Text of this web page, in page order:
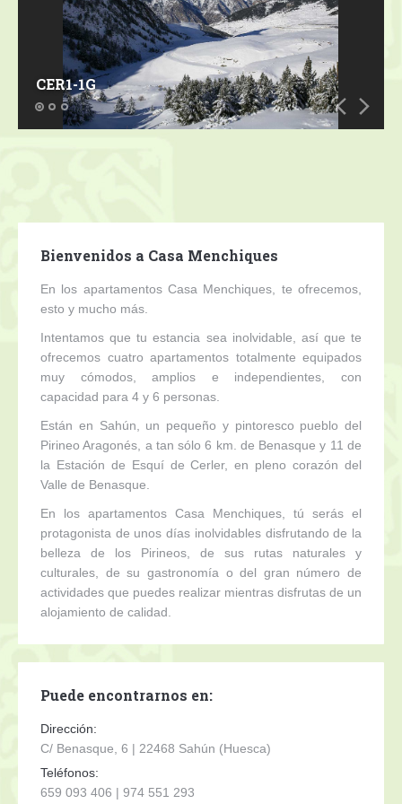
CER1-1G
Bienvenidos a Casa Menchiques
En los apartamentos Casa Menchiques, te ofrecemos,
esto y mucho más.
Intentamos que tu estancia sea inolvidable, así que te
ofrecemos cuatro apartamentos totalmente equipados
muy cómodos, amplios e independientes, con
capacidad para 4 y 6 personas.
Están en Sahún, un pequeño y pintoresco pueblo del
Pirineo Aragonés, a tan sólo 6 km. de Benasque y 11 de
la Estación de Esquí de Cerler, en pleno corazón del
Valle de Benasque.
En los apartamentos Casa Menchiques, tú serás el
protagonista de unos días inolvidables disfrutando de la
belleza de los Pirineos, de sus rutas naturales y
culturales, de su gastronomía o del gran número de
actividades que puedes realizar mientras disfrutas de un
alojamiento de calidad.
Puede encontrarnos en:
Dirección:
C/ Benasque, 6 | 22468 Sahún (Huesca)
Teléfonos:
659 093 406 | 974 551 293